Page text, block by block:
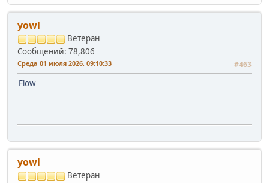
yowl
Ветеран
Сообщений: 78,806
Среда 01 июля 2026, 09:10:33 #463
Flow
yowl
Ветеран